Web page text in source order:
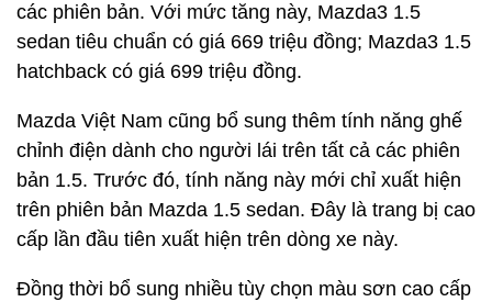
các phiên bản. Với mức tăng này, Mazda3 1.5
sedan tiêu chuẩn có giá 669 triệu đồng; Mazda3 1.5
hatchback có giá 699 triệu đồng.
Mazda Việt Nam cũng bổ sung thêm tính năng ghế
chỉnh điện dành cho người lái trên tất cả các phiên
bản 1.5. Trước đó, tính năng này mới chỉ xuất hiện
trên phiên bản Mazda 1.5 sedan. Đây là trang bị cao
cấp lần đầu tiên xuất hiện trên dòng xe này.
Đồng thời bổ sung nhiều tùy chọn màu sơn cao cấp